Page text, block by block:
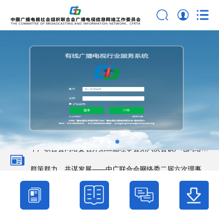
第三届全国有线广播电视机线员职业技能竞赛决赛正式开幕
中广联合会网络委召开第二届理事会第六次会议
中广联合会网络委召开第二届理事会第六次会议广电网络运
广电工程业务分组会议在榕召开
中国广电联合会网络委获第四批中央和国家机关 “四强” 党
支部荣誉称号
中国广电联合会广播电视信息网络委员会荣获第二届“寻乌